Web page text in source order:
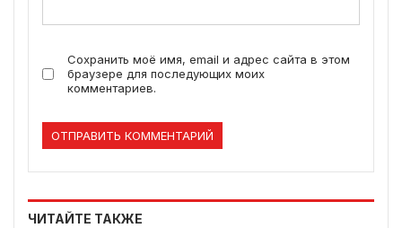
Сохранить моё имя, email и адрес сайта в этом
браузере для последующих моих
комментариев.
ЧИТАЙТЕ ТАКЖЕ